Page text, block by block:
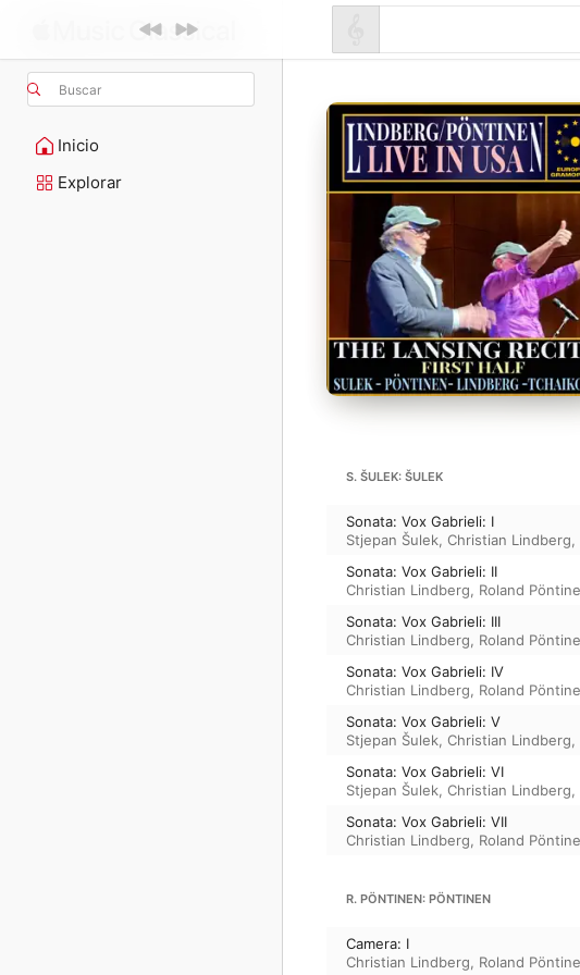
Buscar
Inicio
Explorar
S. ŠULEK: ŠULEK
Sonata: Vox Gabrieli: I
Stjepan Šulek, Christian Lindberg,
Sonata: Vox Gabrieli: II
Christian Lindberg, Roland
Sonata: Vox Gabrieli: III
Christian Lindberg, Roland
Sonata: Vox Gabrieli: IV
Christian Lindberg, Roland
Sonata: Vox Gabrieli: V
Stjepan Šulek, Christian Lindberg,
Sonata: Vox Gabrieli: VI
Stjepan Šulek, Christian Lindberg,
Sonata: Vox Gabrieli: VII
Christian Lindberg, Roland
R. PÖNTINEN: PÖNTINEN
Camera: I
Christian Lindberg, Roland